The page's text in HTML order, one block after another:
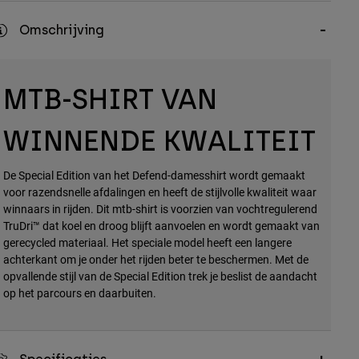
Omschrijving
MTB-SHIRT VAN
WINNENDE KWALITEIT
De Special Edition van het Defend-damesshirt wordt gemaakt
voor razendsnelle afdalingen en heeft de stijlvolle kwaliteit waar
winnaars in rijden. Dit mtb-shirt is voorzien van vochtregulerend
TruDri™ dat koel en droog blijft aanvoelen en wordt gemaakt van
gerecycled materiaal. Het speciale model heeft een langere
achterkant om je onder het rijden beter te beschermen. Met de
opvallende stijl van de Special Edition trek je beslist de aandacht
op het parcours en daarbuiten.